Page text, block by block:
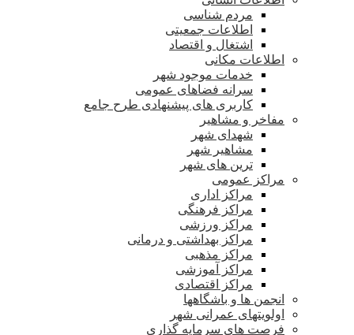
مردم شناسی
اطلاعات جمعیتی
اشتغال و اقتصاد
اطلاعات مکانی
خدمات موجود شهر
سرانه فضاهای عمومی
کاربری های پیشنهادی طرح جامع
مفاخر و مشاهیر
شهدای شهر
مشاهیر شهر
ترین های شهر
مراکز عمومی
مراکز اداری
مراکز فرهنگی
مراکز ورزشی
مراکز بهداشتی و درمانی
مراکز مذهبی
مراکز آموزشی
مراکز اقتصادی
انجمن ها و باشگاهها
اولویتهای عمرانی شهر
فرصت های سرمایه گذاری